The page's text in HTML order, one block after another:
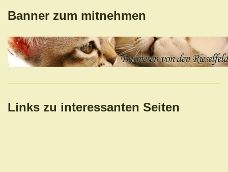
Banner zum mitnehmen
Links zu interessanten Seiten